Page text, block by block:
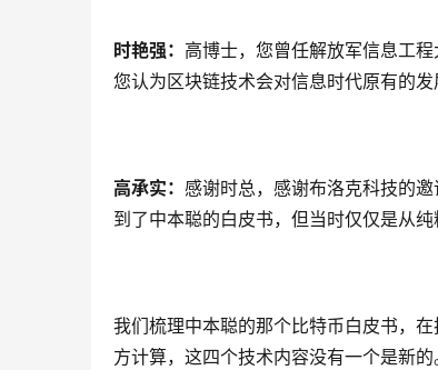
时艳强： 高博士，您曾任解放军信息工
您认为区块链技术会对信息时代原有的发
高承实： 感谢时总，感谢布洛克科技的
到了中本聪的白皮书，但当时仅仅是从纯
我们梳理中本聪的那个比特币白皮书，
方计算，这四个技术内容没有一个是新